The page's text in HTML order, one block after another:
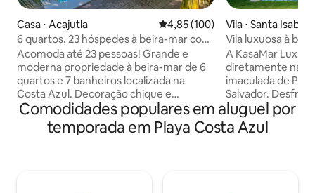
Casa ⋅ Acajutla 4,85 de uma avaliação média de
4,85 (100)
6 quartos, 23 hóspedes à beira-mar com
piscina Playa Costa Azul
Acomoda até 23 pessoas! Grande e
moderna propriedade à beira-mar de 6
quartos e 7 banheiros localizada na
Costa Azul. Decoração chique e
minimalista inspirada em Tulum com
uma vibe elevada, mas despretensiosa.
Estética digna de Instagram com Wi-Fi,
Vila ⋅ Santa Isabel
Vila luxuosa à
A KasaMar
diretamente na
imaculada de
Salvador.
deslumbrantes
no conforto do
piscina, relaxe na
Comodidades populares em aluguel por
temporada em Playa Costa Azul